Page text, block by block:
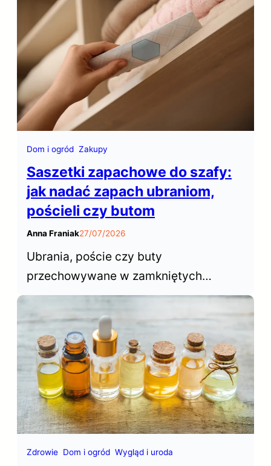
samopoczucie zespołu… Gdzie więc w
Polsce wynająć biuro?
Dom i ogród Zakupy
Saszetki zapachowe do szafy:
jak nadać zapach ubraniom,
pościeli czy butom
Anna Franiak27/07/2026
Ubrania, poście czy buty
przechowywane w zamkniętych
przestrzeniach szafy czy garderoby
rzadko mają atrakcyjny zapach.
Saszetki zapachowe do szafy
pozwalają łatwo i szybko odświeżyć
naszą garderobę.
Zdrowie Dom i ogród Wygląd i uroda